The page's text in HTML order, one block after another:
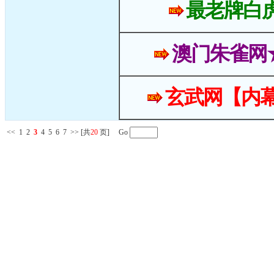
最老牌白
澳门朱雀
玄武网【内
<< 1 2 3 4 5 6 7 >> [共20 页] Go